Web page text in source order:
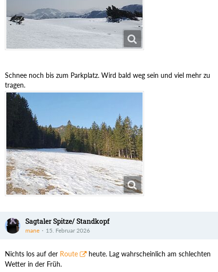
Schnee noch bis zum Parkplatz. Wird bald weg sein und viel mehr zu
tragen.
Sagtaler Spitze/ Standkopf
mane 15. Februar 2026
Nichts los auf der Route
heute. Lag wahrscheinlich am schlechten
Wetter in der Früh.